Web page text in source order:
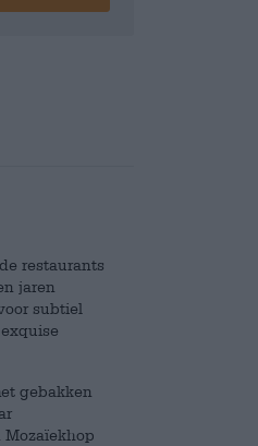
restaurants
jaren
subtiel
gebakken
Mozaïekhop